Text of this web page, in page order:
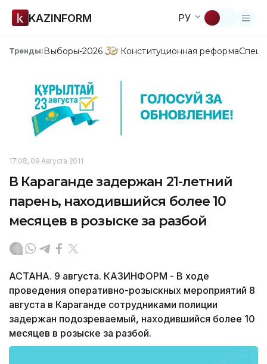
KAZINFORM РУ
Тренды:Выборы-2026 Конституционная реформа
17:08, 09 Августа 2011
В Караганде задержан 21-летний
парень, находившийся более 10
месяцев в розыске за разбой
АСТАНА. 9 августа. КАЗИНФОРМ - В ходе
проведения оперативно-розыскных мероприятий 8
августа в Караганде сотрудниками полиции
задержан подозреваемый, находившийся более 10
месяцев в розыске за разбой.